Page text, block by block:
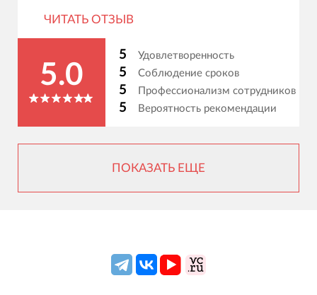
ЧИТАТЬ ОТЗЫВ
5.0
5 Удовлетворенность
5 Соблюдение сроков
5 Профессионализм сотрудников
5 Вероятность рекомендации
ПОКАЗАТЬ ЕЩЕ